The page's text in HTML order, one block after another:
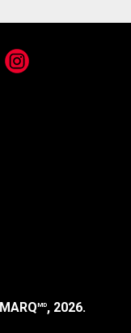
Instagram
MD, 2026.